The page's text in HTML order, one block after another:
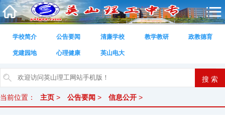
学校简介 公告要闻 清廉学校 教学教研 政教德育
党建园地 心理健康 英山电大
当前位置： 主页 > 公告要闻 > 信息公开 >